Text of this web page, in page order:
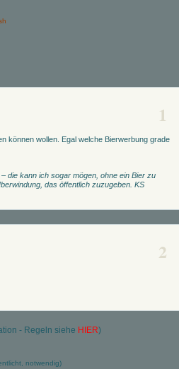
1
können wollen. Egal welche Bierwerbung grade
die kann ich sogar mögen, ohne ein Bier zu
das öffentlich zuzugeben. KS
2
- Regeln siehe HIER)
notwendig)